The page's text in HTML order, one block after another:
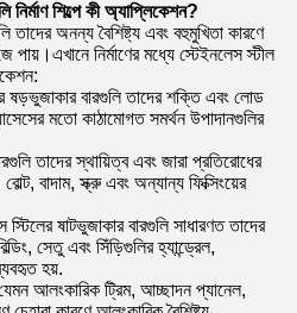
নির্মাণ শিল্পে কী অ্যাপ্লিকেশন?
তাদের অনন্য বৈশিষ্ট্য এবং বহুমুখিতা কারণে
পায়।এখানে নির্মাণের মধ্যে স্টেইনলেস স্টীল
ষড়ভুজাকার বারগুলি তাদের শক্তি এবং লোড
মতো কাঠামোগত সমর্থন উপাদানগুলির
তাদের স্থায়িত্ব এবং জারা প্রতিরোধের
বাদাম, স্ক্রু এবং অন্যান্য ফিক্সিংয়ের
স্টিলের ষাটভুজাকার বারগুলি সাধারণত তাদের
সেতু এবং সিঁড়িগুলির হ্যান্ড্রেল,
হয়.
আলংকারিক ট্রিম, আচ্ছাদন প্যানেল,